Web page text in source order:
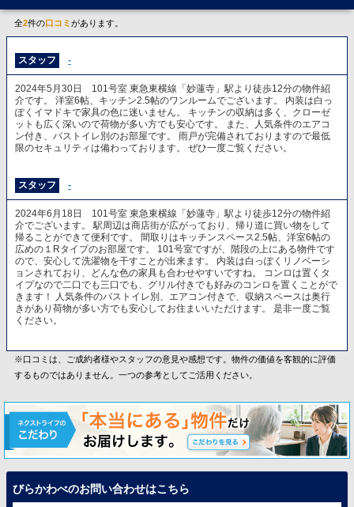
全2件の口コミ があります。
スタッフ -
2024年5月30日 101号室 東急東横線「妙蓮寺」駅より徒歩12分の物件紹
介です。 洋室6帖、キッチン2.5帖のワンルームでございます。 内装は白っ
ぽくイマドキで家具の色に迷いません。 キッチンの収納は多く、クローゼ
ットも広く深いので荷物が多い方でも安心です。 また、人気条件のエアコ
ン付き、バストイレ別のお部屋です。 雨戸が完備されておりますので最低
限のセキュリティは備わっております。 ぜひ一度ご覧ください。
スタッフ -
2024年6月18日 101号室 東急東横線「妙蓮寺」駅より徒歩12分の物件紹
介でございます。 駅周辺は商店街が広がっており、帰り道に買い物をして
帰ることができて便利です。 間取りはキッチンスペース2.5帖、洋室6帖の
広めの１Rタイプのお部屋です。 101号室ですが、階段の上にある物件です
ので、安心して洗濯物を干すことが出来ます。 内装は白っぽくリノベーシ
ョンされており、どんな色の家具も合わせやすいですね。 コンロは置くタ
イプなので二口でも三口でも、グリル付きでも好みのコンロを置くことがで
きます！ 人気条件のバストイレ別、エアコン付きで、収納スペースは奥行
きがあり荷物が多い方でも安心してお住まいいただけます。 是非一度ご覧
ください。
※口コミは、ご成約者様やスタッフの意見や感想です。物件の価値を客観的に評価
するものではありません。一つの参考としてご活用ください。
びらかわべのお問い合わせはこちら